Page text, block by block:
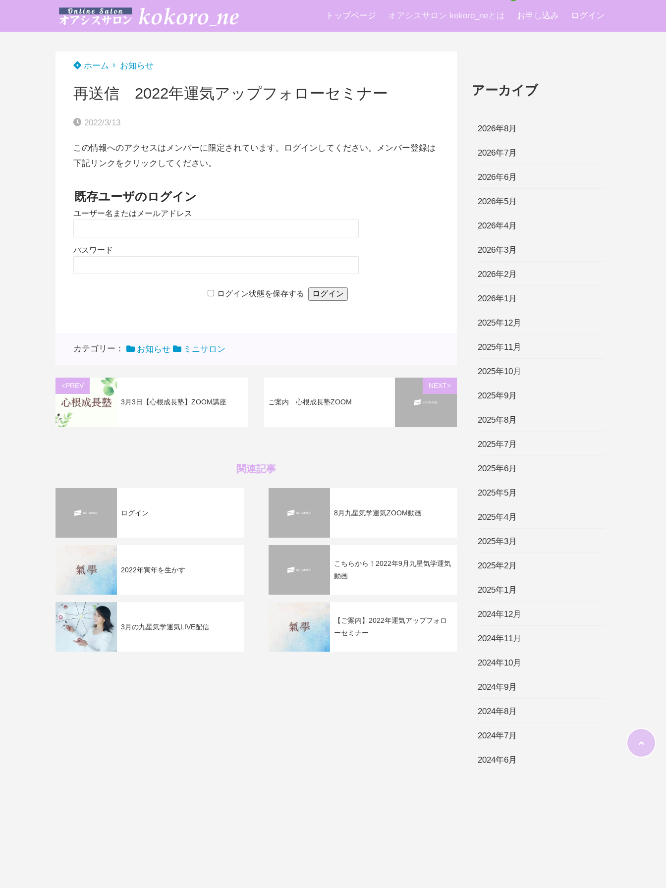
トップページ オアシスサロン kokoro_neとは お申し込み ログイン
ホーム お知らせ
再送信 2022年運気アップフォローセミナー
2022/3/13
この情報へのアクセスはメンバーに限定されています。ログインしてください。メンバー登録は
下記リンクをクリックしてください。
既存ユーザのログイン
ユーザー名またはメールアドレス
パスワード
ログイン状態を保存する
カテゴリー： お知らせ ミニサロン
<PREV
3月3日【心根成長塾】ZOOM講座
NEXT>
ご案内 心根成長塾ZOOM
関連記事
ログイン 8月九星気学運気ZOOM動画
2022年寅年を生かす
こちらから！2022年9月九星気学運気
動画
3月の九星気学運気LIVE配信
【ご案内】2022年運気アップフォロ
ーセミナー
アーカイブ
2026年8月
2026年7月
2026年6月
2026年5月
2026年4月
2026年3月
2026年2月
2026年1月
2025年12月
2025年11月
2025年10月
2025年9月
2025年8月
2025年7月
2025年6月
2025年5月
2025年4月
2025年3月
2025年2月
2025年1月
2024年12月
2024年11月
2024年10月
2024年9月
2024年8月
2024年7月
2024年6月